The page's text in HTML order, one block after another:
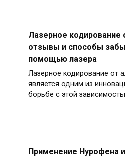
Лазерное кодирование
отзывы и способы
помощью лазера
Лазерное кодирование от
является одним из
борьбе с этой
Применение Нурофена